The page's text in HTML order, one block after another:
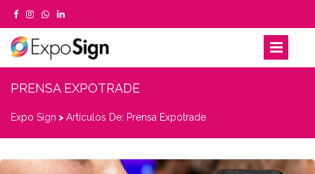
PRENSA EXPOTRADE
Expo Sign > Artículos De: Prensa Expotrade